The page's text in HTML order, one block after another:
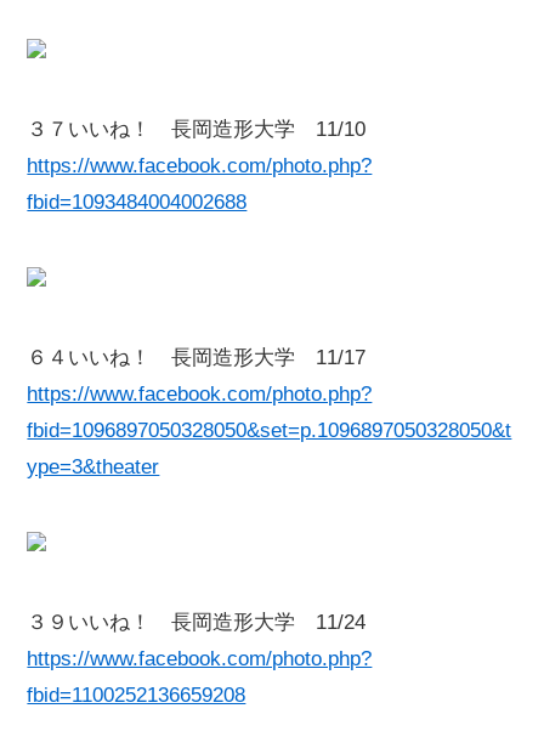
３７いいね！ 長岡造形大学 11/10
https://www.facebook.com/photo.php?
fbid=1093484004002688
６４いいね！ 長岡造形大学 11/17
https://www.facebook.com/photo.php?
fbid=1096897050328050&set=p.1096897050328050&t
ype=3&theater
３９いいね！ 長岡造形大学 11/24
https://www.facebook.com/photo.php?
fbid=1100252136659208